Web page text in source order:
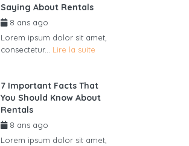
Saying About Rentals
8 ans ago
Lorem ipsum dolor sit amet,
consectetur... Lire la suite
7 Important Facts That
You Should Know About
Rentals
8 ans ago
Lorem ipsum dolor sit amet,